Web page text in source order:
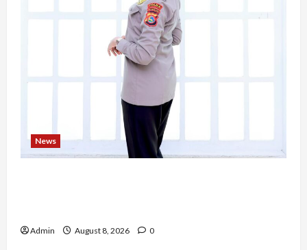
News
Admin August 8, 2026 0